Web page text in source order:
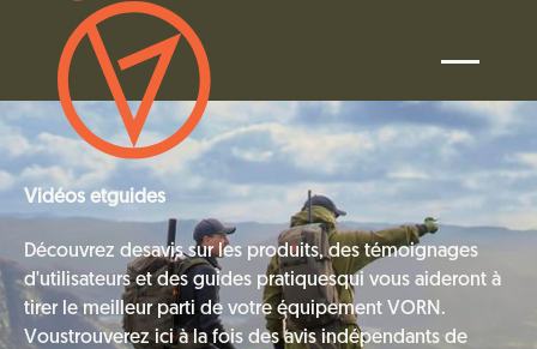
Vidéos etguides
Découvrez desavis sur les produits, des témoignages
d'utilisateurs et des guides pratiquesqui vous aideront à
tirer le meilleur parti de votre équipement VORN.
Voustrouverez ici à la fois des avis indépendants de